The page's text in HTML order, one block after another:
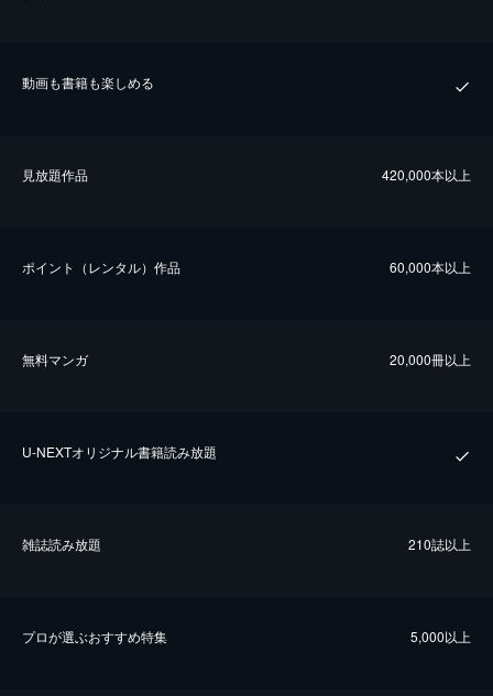
動画も書籍も楽しめる
⾒放題作品 420,000本以上
ポイント（レンタル）作品 60,000本以上
無料マンガ 20,000冊以上
U-NEXTオリジナル書籍読み放題
雑誌読み放題 210誌以上
プロが選ぶおすすめ特集 5,000以上